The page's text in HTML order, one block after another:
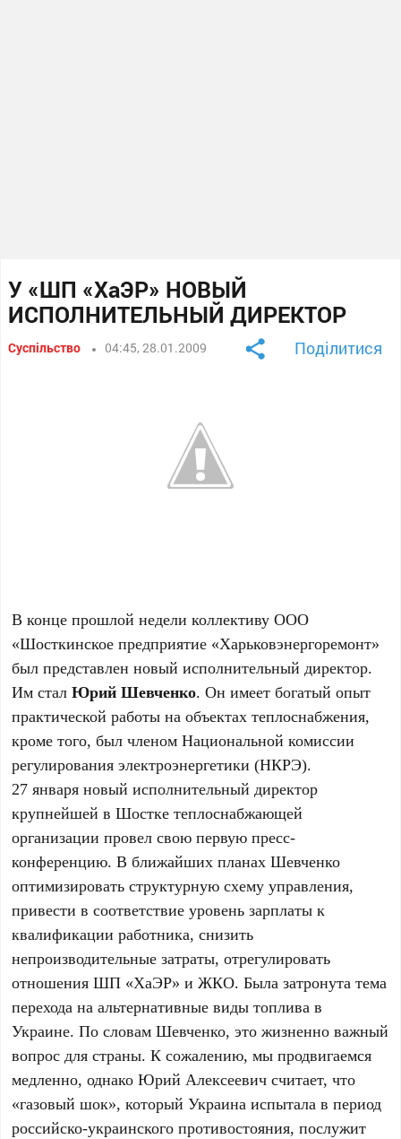
У «ШП «ХаЭР» НОВЫЙ
ИСПОЛНИТЕЛЬНЫЙ ДИРЕКТОР
Суспільство 04:45, 28.01.2009 Поділитися
В конце прошлой недели коллективу ООО
«Шосткинское предприятие «Харьковэнергоремонт»
был представлен новый исполнительный директор.
Им сталЮрий Шевченко. Он имеет богатый опыт
практической работы на объектах теплоснабжения,
кроме того, был членом Национальной комиссии
регулирования электроэнергетики (НКРЭ).
27 января новый исполнительный директор
крупнейшей в Шостке теплоснабжающей
организации провел свою первую пресс-
конференцию. В ближайших планах Шевченко
оптимизировать структурную схему управления,
привести в соответствие уровень зарплаты к
квалификации работника, снизить
непроизводительные затраты, отрегулировать
отношения ШП «ХаЭР» и ЖКО. Была затронута тема
перехода на альтернативные виды топлива в
Украине. По словам Шевченко, это жизненно важный
вопрос для страны. К сожалению, мы продвигаемся
медленно, однако Юрий Алексеевич считает, что
«газовый шок», который Украина испытала в период
российско-украинского противостояния, послужит